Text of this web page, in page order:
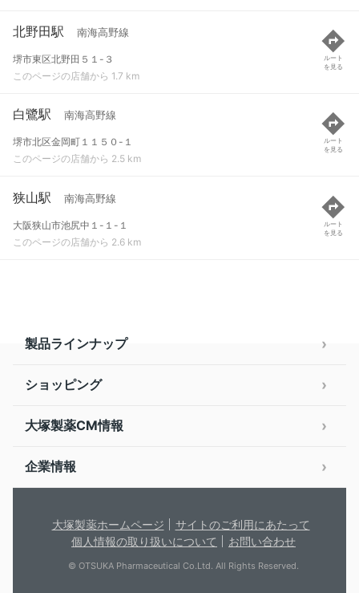
北野田駅 南海高野線
堺市東区北野田５１-３
このページの店舗から 1.7 km
ルート
を見る
白鷺駅 南海高野線
堺市北区金岡町１１５０-１
このページの店舗から 2.5 km
ルート
を見る
狭山駅 南海高野線
大阪狭山市池尻中１-１-１
このページの店舗から 2.6 km
ルート
を見る
製品ラインナップ
ショッピング
大塚製薬CM情報
企業情報
大塚製薬ホームページ
サイトのご利用にあたって
個人情報の取り扱いについて
お問い合わせ
© OTSUKA Pharmaceutical Co.Ltd. All Rights Reserved.